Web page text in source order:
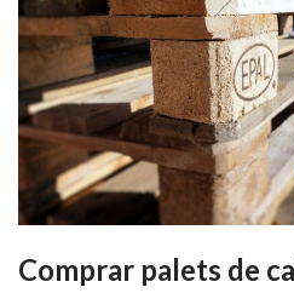
Comprar palets de